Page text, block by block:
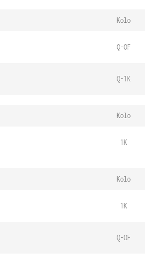
Kolo
Q-OF
Q-1K
Kolo
1K
Kolo
1K
Q-OF